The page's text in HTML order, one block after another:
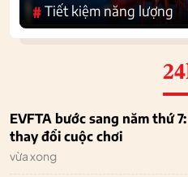
#Tiết kiệm năng lượng
EVFTA bước sang năm thứ
thay đổi cuộc chơi
vừa xong